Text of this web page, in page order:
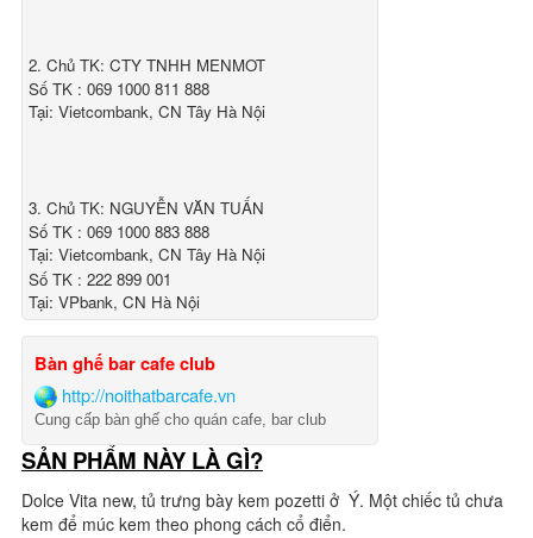
2. Chủ TK: CTY TNHH MENMOT
Số TK : 069 1000 811 888
Tại: Vietcombank, CN Tây Hà Nội
3. Chủ TK: NGUYỄN VĂN TUẤN
Số TK : 069 1000 883 888
Tại: Vietcombank, CN Tây Hà Nội
Số TK : 222 899 001
Tại: VPbank, CN Hà Nội
Bàn ghế bar cafe club
http://noithatbarcafe.vn
Cung cấp bàn ghế cho quán cafe, bar club
SẢN PHẨM NÀY LÀ GÌ?
Dolce Vita new, tủ trưng bày kem pozetti ở Ý. Một chiếc tủ chưa
kem để múc kem theo phong cách cổ điển.